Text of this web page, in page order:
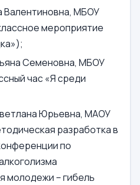
Валентиновна, МБОУ
мероприятие
Семеновна, МБОУ
час «Я среди
Юрьевна, МАОУ
разработка в
по
молодежи – гибель